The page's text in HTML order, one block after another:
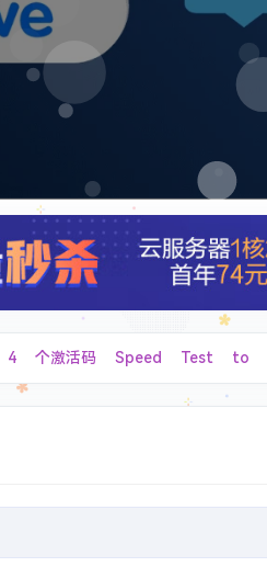
4 个激活码 Speed Test to
finest Windows Optimizer
微信文件传输助手 Web 应用，采用单文件
国地址和个人身份信息